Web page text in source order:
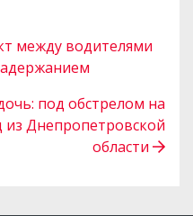
между водителями
под обстрелом на
из Днепропетровской
области